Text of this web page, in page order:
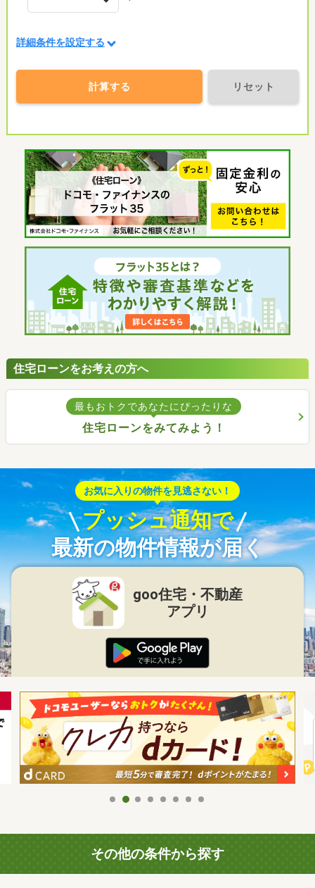
詳細条件を設定する
計算する リセット
住宅ローンをお考えの方へ
最もおトクであなたにぴったりな
住宅ローンをみてみよう！
お気に入りの物件を見逃さない！
プッシュ通知で
最新の物件情報が届く
goo住宅・不動産
アプリ
その他の条件から探す